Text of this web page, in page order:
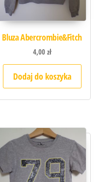
Bluza Abercrombie&Fitch
4,00zł
Dodaj do koszyka